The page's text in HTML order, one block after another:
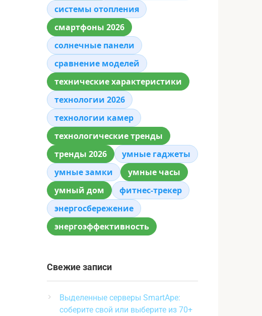
системы отопления
смартфоны 2026
солнечные панели
сравнение моделей
технические характеристики
технологии 2026
технологии камер
технологические тренды
тренды 2026
умные гаджеты
умные замки
умные часы
умный дом
фитнес-трекер
энергосбережение
энергоэффективность
Свежие записи
Выделенные серверы SmartApe:
соберите свой или выберите из 70+